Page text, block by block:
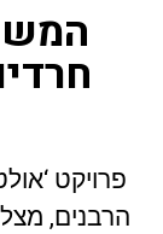
פרויקט
הרבנים,